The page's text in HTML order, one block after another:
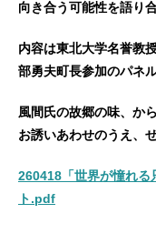
向き合う可能性を語り合
内容は東北大学名誉教
部勇夫町長参加のパネ
風間氏の故郷の味、か
お誘いあわせのうえ、
260418「世界が憧れる
ト.pdf